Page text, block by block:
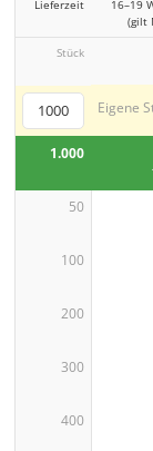
Lieferzeit
16–19
(gilt
Stück
Eigene
1.000
50
100
200
300
400